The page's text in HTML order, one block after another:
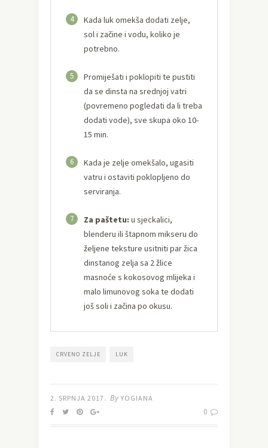
4
Kada luk omekša dodati zelje,
sol i začine i vodu, koliko je
potrebno.
5
Promiješati i poklopiti te pustiti
da se dinsta na srednjoj vatri
(povremeno pogledati da li treba
dodati vode), sve skupa oko 10-
15 min.
6
Kada je zelje omekšalo, ugasiti
vatru i ostaviti poklopljeno do
serviranja.
7 Za paštetu: u sjeckalici,
blenderu ili štapnom mikseru do
željene teksture usitniti par žica
dinstanog zelja sa 2 žlice
masnoće s kokosovog mlijeka i
malo limunovog soka te dodati
još soli i začina po okusu.
CRVENO ZELJE LUK
2. SRPNJA 2017. By YOGIANA
0